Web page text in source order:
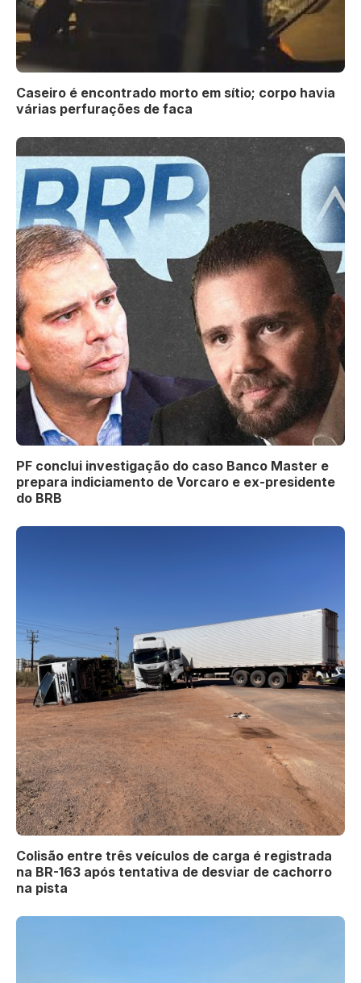
Caseiro é encontrado morto em sítio; corpo havia
várias perfurações de faca
PF conclui investigação do caso Banco Master e
prepara indiciamento de Vorcaro e ex-presidente
do BRB
Colisão entre três veículos de carga é registrada
na BR-163 após tentativa de desviar de cachorro
na pista